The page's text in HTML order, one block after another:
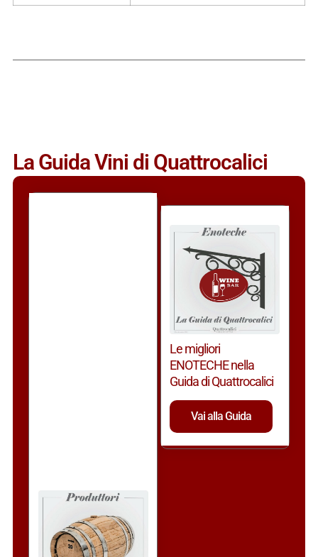
La Guida Vini di Quattrocalici
Le migliori
ENOTECHE nella
Guida di Quattrocalici
Vai alla Guida